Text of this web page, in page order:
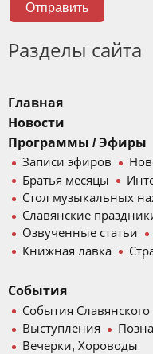
Отправить
Разделы сайта
Главная
Новости
Программы / Эфиры
Записи эфиров
Братья месяцы
Стол музыкальных
Славянские
Озвученные статьи
Книжная лавка
События
События
Выступления
Вечерки, Хороводы